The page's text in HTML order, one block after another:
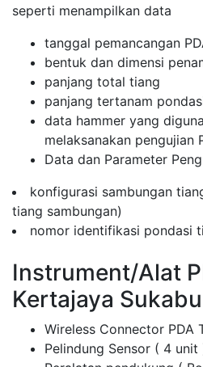
seperti menampilkan data
tanggal pemancangan
bentuk dan dimensi
panjang total tiang
panjang tertanam
data hammer yang
melaksanakan pengujian
Data dan Parameter
konfigurasi sambungan
tiang sambungan)
nomor identifikasi pondasi
Instrument/Alat
Kertajaya
Wireless Connector PDA
Pelindung Sensor ( 4 unit